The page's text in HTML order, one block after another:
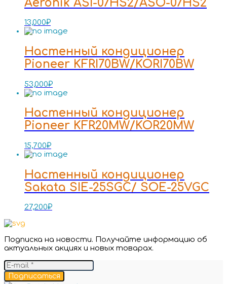
Aeronik ASI-07HS2/ASO-07HS2
13,000₽
Настенный кондиционер
Pioneer KFRI70BW/KORI70BW
53,000₽
Настенный кондиционер
Pioneer KFR20MW/KOR20MW
15,700₽
Настенный кондиционер
Sakata SIE-25SGC/ SOE-25VGC
27,200₽
Подписка на новости. Получайте информацию об
актуальных акциях и новых товарах.
Подписаться